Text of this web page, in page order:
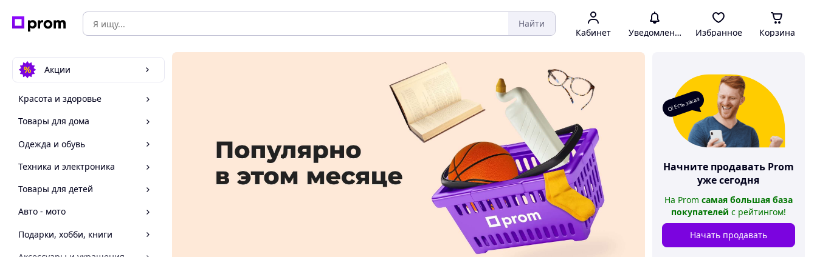
Найти
Кабинет Уведомления Избранное Корзина
Акции
Красота и здоровье
Товары для дома
Одежда и обувь
Техника и электроника
Товары для детей
Авто - мото
Подарки, хобби, книги
О! Есть заказ
Начните продавать Prom
уже сегодня
На Prom самая большая база
покупателей с рейтингом!
Начать продавать